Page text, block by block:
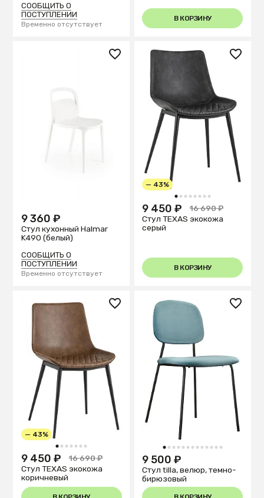
СООБЩИТЬ О
ПОСТУПЛЕНИИ
Временно отсутствует
В КОРЗИНУ
9 360 ₽
Стул кухонный Halmar
K490 (белый)
СООБЩИТЬ О
ПОСТУПЛЕНИИ
Временно отсутствует
1 2 3 4 5 6 7 8
— 43%
9 450 ₽
16 690 ₽
Стул TEXAS экокожа
серый
В КОРЗИНУ
1 2 3 4 5 6 7
— 43%
9 450 ₽
16 690 ₽
Стул TEXAS экокожа
коричневый
1 2 3 4 5 6 7 8 9 10111213
9 500 ₽
Стул tilla, велюр, темно-
бирюзовый